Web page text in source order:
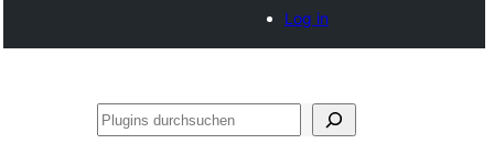
Log in
Suchen